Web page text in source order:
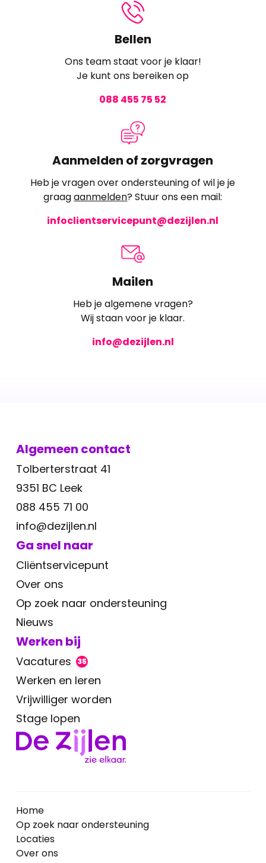
Bellen
Ons team staat voor je klaar!
Je kunt ons bereiken op
088 455 75 52
Aanmelden of zorgvragen
Heb je vragen over ondersteuning of wil je je
graagaanmelden? Stuur ons een mail:
infoclientservicepunt@dezijlen.nl
Mailen
Heb je algemene vragen?
Wij staan voor je klaar.
info@dezijlen.nl
Algemeen contact
Tolberterstraat 41
9351 BC Leek
088 455 71 00
info@dezijlen.nl
Ga snel naar
Cliëntservicepunt
Over ons
Op zoek naar ondersteuning
Nieuws
Werken bij
Vacatures 35
Werken en leren
Vrijwilliger worden
Stage lopen
Home
Op zoek naar ondersteuning
Locaties
Over ons